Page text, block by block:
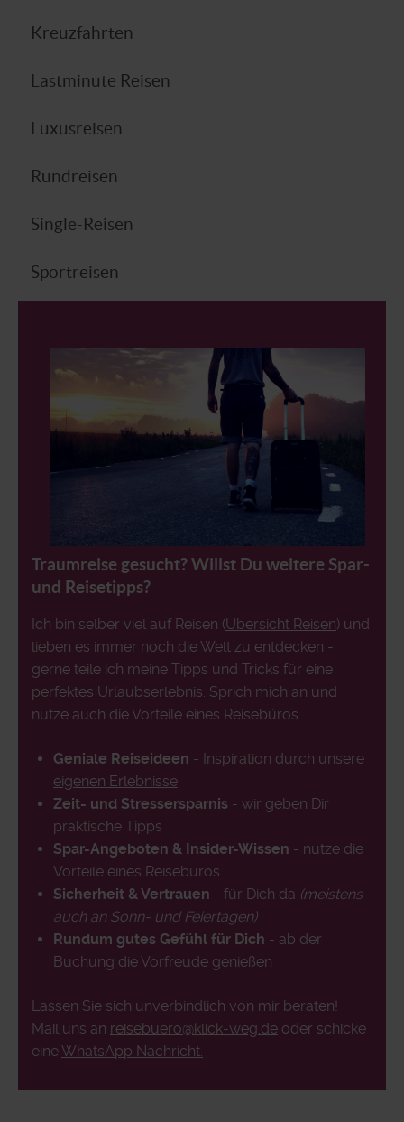
Kreuzfahrten
Lastminute Reisen
Luxusreisen
Rundreisen
Single-Reisen
Sportreisen
Traumreise gesucht? Willst Du weitere Spar-
und Reisetipps?
Ich bin selber viel auf Reisen (Übersicht Reisen) und
lieben es immer noch die Welt zu entdecken -
gerne teile ich meine Tipps und Tricks für eine
perfektes Urlaubserlebnis. Sprich mich an und
nutze auch die Vorteile eines Reisebüros...
Geniale Reiseideen - Inspiration durch unsere
eigenen Erlebnisse
Zeit- und Stressersparnis - wir geben Dir
praktische Tipps
Spar-Angeboten & Insider-Wissen - nutze die
Vorteile eines Reisebüros
Sicherheit & Vertrauen - für Dich da (meistens
auch an Sonn- und Feiertagen)
Rundum gutes Gefühl für Dich - ab der
Buchung die Vorfreude genießen
Lassen Sie sich unverbindlich von mir beraten!
Mail uns an reisebuero@klick-weg.de oder schicke
eineWhatsApp Nachricht.